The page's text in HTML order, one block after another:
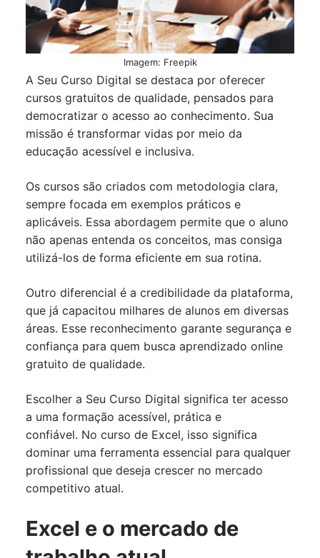
Imagem: Freepik
A Seu Curso Digital se destaca por oferecer
cursos gratuitos de qualidade, pensados para
democratizar o acesso ao conhecimento. Sua
missão é transformar vidas por meio da
educação acessível e inclusiva.
Os cursos são criados com metodologia clara,
sempre focada em exemplos práticos e
aplicáveis. Essa abordagem permite que o aluno
não apenas entenda os conceitos, mas consiga
utilizá-los de forma eficiente em sua rotina.
Outro diferencial é a credibilidade da plataforma,
que já capacitou milhares de alunos em diversas
áreas. Esse reconhecimento garante segurança e
confiança para quem busca aprendizado online
gratuito de qualidade.
Escolher a Seu Curso Digital significa ter acesso
a uma formação acessível, prática e
confiável. No curso de Excel, isso significa
dominar uma ferramenta essencial para qualquer
profissional que deseja crescer no mercado
competitivo atual.
Excel e o mercado de